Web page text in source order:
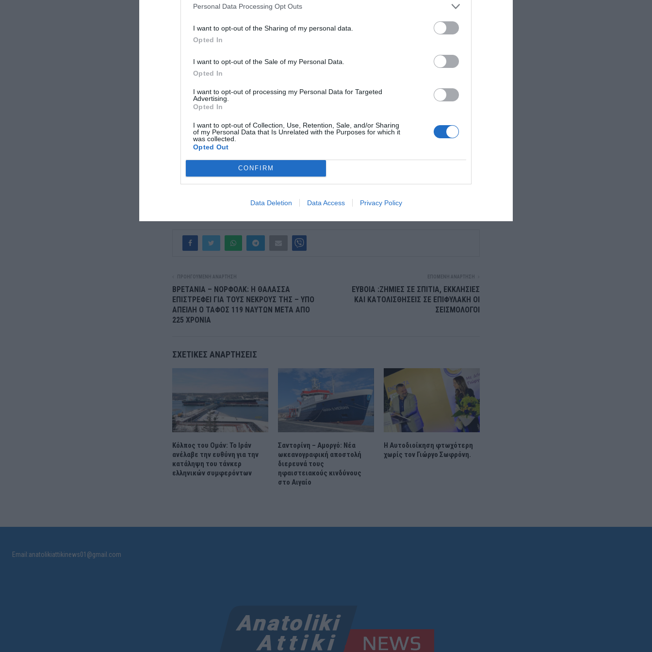
Personal Data Processing Opt Outs
I want to opt-out of the Sharing of my personal data.
Opted In
I want to opt-out of the Sale of my Personal Data.
Opted In
I want to opt-out of processing my Personal Data for Targeted
Advertising.
Opted In
I want to opt-out of Collection, Use, Retention, Sale, and/or Sharing
of my Personal Data that Is Unrelated with the Purposes for which it
was collected.
Opted Out
CONFIRM
Data Deletion Data Access Privacy Policy
κοντά στα 3 Ρίχτερ, ενώ οι σεισμολόγοι παρακολουθούν στενά την εξέλιξη του φαινομένου.
Μέχρι στιγμής δεν υπάρχουν πληροφορίες για σοβαρές ζημιές ή τραυματισμούς. Ωστόσο, οι
αρμόδιες υπηρεσίες βρίσκονται σε επιφυλακή, καθώς η περιοχή του Προκοπίου έχει
ΠΡΟΗΓΟΎΜΕΝΗ ΑΝΆΡΤΗΣΗ
ΒΡΕΤΑΝΙΑ – ΝΟΡΦΟΛΚ: Η ΘΑΛΑΣΣΑ
ΕΠΙΣΤΡΕΦΕΙ ΓΙΑ ΤΟΥΣ ΝΕΚΡΟΥΣ ΤΗΣ – ΥΠΟ
ΑΠΕΙΛΗ Ο ΤΑΦΟΣ 119 ΝΑΥΤΩΝ ΜΕΤΑ ΑΠΟ
225 ΧΡΟΝΙΑ
ΕΠΌΜΕΝΗ ΑΝΆΡΤΗΣΗ
ΕΥΒΟΙΑ :ΖΗΜΙΕΣ ΣΕ ΣΠΙΤΙΑ, ΕΚΚΛΗΣΙΕΣ
ΚΑΙ ΚΑΤΟΛΙΣΘΗΣΕΙΣ ΣΕ ΕΠΙΦΥΛΑΚΗ ΟΙ
ΣΕΙΣΜΟΛΟΓΟΙ
ΣΧΕΤΙΚΈΣ ΑΝΑΡΤΉΣΕΙΣ
Κόλπος του Ομάν: Το Ιράν
ανέλαβε την ευθύνη για την
κατάληψη του τάνκερ
ελληνικών συμφερόντων
Σαντορίνη – Αμοργό: Νέα
ωκεανογραφική αποστολή
διερευνά τους
ηφαιστειακούς κινδύνους
στο Αιγαίο
Η Αυτοδιοίκηση φτωχότερη
χωρίς τον Γιώργο Σωφρόνη.
Email:anatolikiattikinews01@gmail.com